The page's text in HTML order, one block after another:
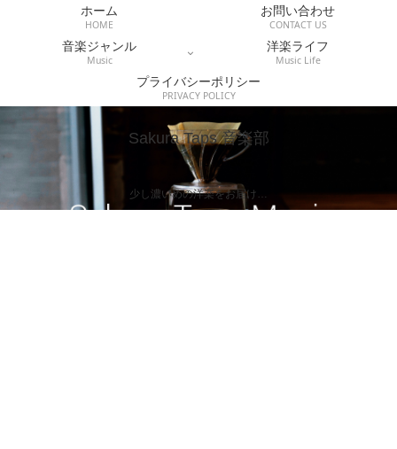
Sakura Taps 音楽部
少し濃いめの洋楽をお届け…
ホーム
HOME
お問い合わせ
CONTACT US
音楽ジャンル
Music
洋楽ライフ
Music Life
プライバシーポリシー
PRIVACY POLICY